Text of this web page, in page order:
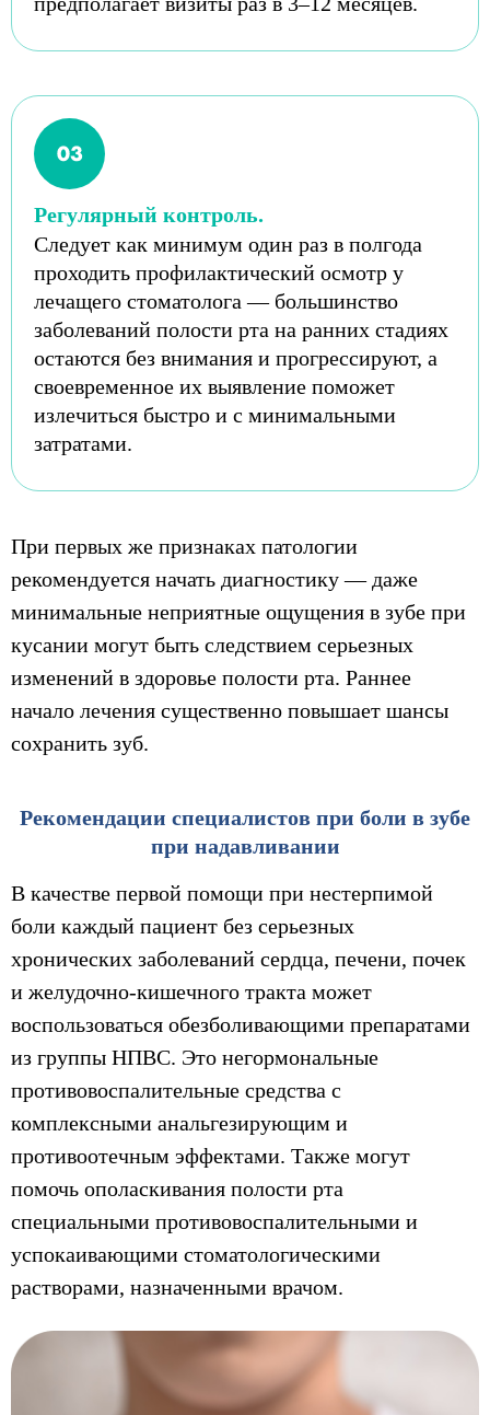
Регулярный контроль.
Следует как минимум один раз в полгода
проходить профилактический осмотр у
лечащего стоматолога — большинство
заболеваний полости рта на ранних стадиях
остаются без внимания и прогрессируют, а
своевременное их выявление поможет
излечиться быстро и с минимальными
затратами.
При первых же признаках патологии
рекомендуется начать диагностику — даже
минимальные неприятные ощущения в зубе при
кусании могут быть следствием серьезных
изменений в здоровье полости рта. Раннее
начало лечения существенно повышает шансы
сохранить зуб.
Рекомендации специалистов при боли в зубе
при надавливании
В качестве первой помощи при нестерпимой
боли каждый пациент без серьезных
хронических заболеваний сердца, печени, почек
и желудочно-кишечного тракта может
воспользоваться обезболивающими препаратами
из группы НПВС. Это негормональные
противовоспалительные средства с
комплексными анальгезирующим и
противоотечным эффектами. Также могут
помочь ополаскивания полости рта
специальными противовоспалительными и
успокаивающими стоматологическими
растворами, назначенными врачом.